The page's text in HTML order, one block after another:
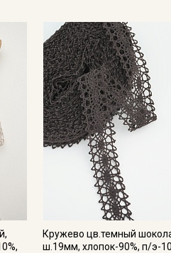
Кружево цв.темный
ш.19мм, хлопок-90%, п/э-
и